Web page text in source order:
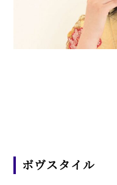
ボヴスタイル